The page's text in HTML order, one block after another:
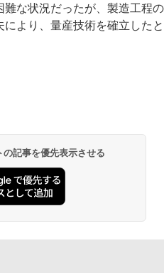
な状況だったが、製造工程の
より、量産技術を確立したと
記事を優先表示させる